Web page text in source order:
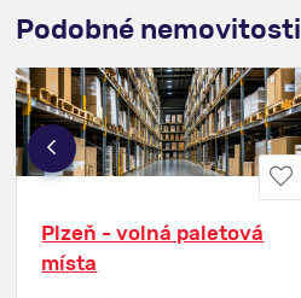
Podobné nemovitosti
Plzeň - volná paletová
místa